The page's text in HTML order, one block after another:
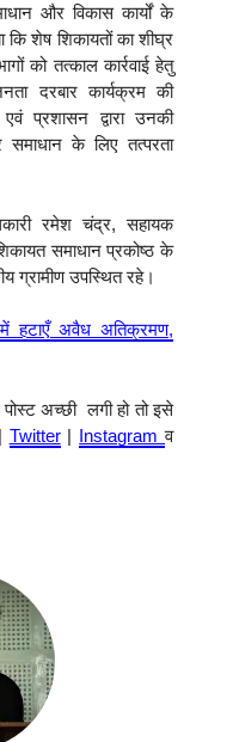
और विकास कार्यों के
कि शेष शिकायतों का शीघ्र
को तत्काल कार्रवाई हेतु
दरबार कार्यक्रम की
प्रशासन द्वारा उनकी
के लिए तत्परता
रमेश चंद्र, सहायक
समाधान प्रकोष्ठ के
ग्रामीण उपस्थित रहे।
में हटाएँ अवैध अतिक्रमण,
अच्छी लगी हो तो इसे
| Twitter| Instagramव